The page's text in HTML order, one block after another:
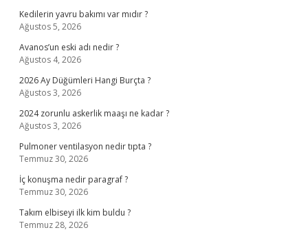
Kedilerin yavru bakımı var mıdır ?
Ağustos 5, 2026
Avanos’un eski adı nedir ?
Ağustos 4, 2026
2026 Ay Düğümleri Hangi Burçta ?
Ağustos 3, 2026
2024 zorunlu askerlik maaşı ne kadar ?
Ağustos 3, 2026
Pulmoner ventilasyon nedir tıpta ?
Temmuz 30, 2026
İç konuşma nedir paragraf ?
Temmuz 30, 2026
Takım elbiseyi ilk kim buldu ?
Temmuz 28, 2026